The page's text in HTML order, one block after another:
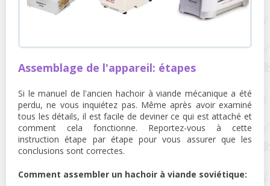
Assemblage de l'appareil: étapes
Si le manuel de l'ancien hachoir à viande mécanique a été
perdu, ne vous inquiétez pas. Même après avoir examiné
tous les détails, il est facile de deviner ce qui est attaché et
comment cela fonctionne. Reportez-vous à cette
instruction étape par étape pour vous assurer que les
conclusions sont correctes.
Comment assembler un hachoir à viande soviétique: